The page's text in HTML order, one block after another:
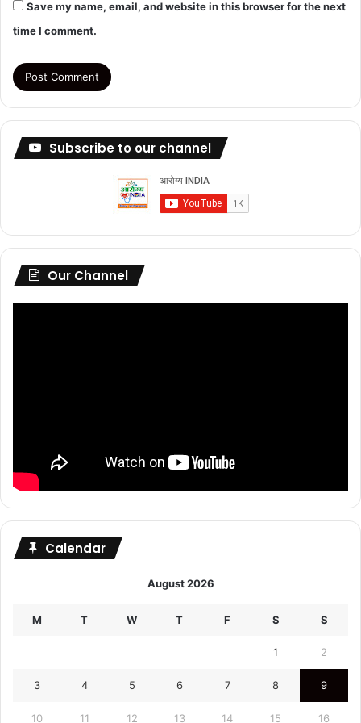
Save my name, email, and website in this browser for the next
time I comment.
Subscribe to our channel
Our Channel
Calendar
August 2026
M T W T F S S
1 2
3 4 5 6 7 8 9
10 11 12 13 14 15 16